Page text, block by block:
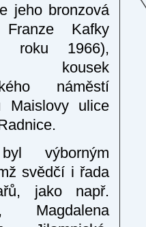
jeho bronzová
Kafky
roku 1966),
kousek
náměstí
ulice
výborným
svědčí i řada
jako např.
Magdalena